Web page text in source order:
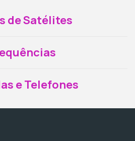
de Satélites
e Telefones